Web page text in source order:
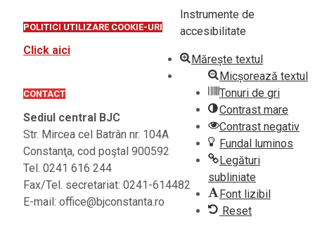
POLITICI UTILIZARE COOKIE-URI
Click aici
CONTACT
Sediul central BJC
Str. Mircea cel Batrân nr. 104A
Constanţa, cod poştal 900592
Tel. 0241 616 244
Fax/Tel. secretariat: 0241-614482
E-mail: office@bjconstanta.ro
Instrumente de
accesibilitate
Mărește textul
Micșorează textul
Tonuri de gri
Contrast mare
Contrast negativ
Fundal luminos
Legături
subliniate
Font lizibil
Reset